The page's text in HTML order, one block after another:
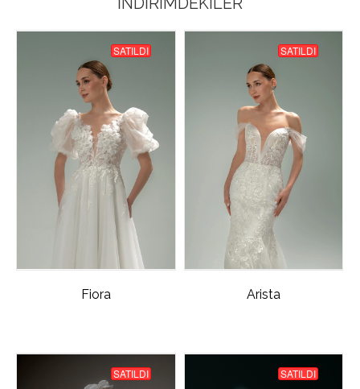
SATILDI
Fiora
SATILDI
Arista
SATILDI SATILDI